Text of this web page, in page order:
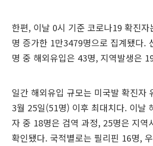
한편, 이날 0시 기준 코로나19 확진자
명 증가한 1만3479명으로 집계됐다.
명 중 해외유입은 43명, 지역발생은
일간 해외유입 규모는 미국발 확진자
3월 25일(51명) 이후 최대치다. 이날
자 중 18명은 검역 과정, 25명은 지역
확인됐다. 국적별로는 필리핀 16명,